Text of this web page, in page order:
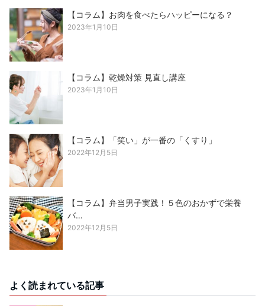
【コラム】お肉を食べたらハッピーになる？
2023年1月10日
【コラム】乾燥対策 見直し講座
2023年1月10日
【コラム】「笑い」が一番の「くすり」
2022年12月5日
【コラム】弁当男子実践！５色のおかずで栄養
バ…
2022年12月5日
よく読まれている記事